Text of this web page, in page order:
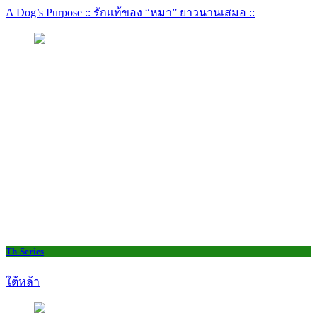
A Dog’s Purpose :: รักแท้ของ “หมา” ยาวนานเสมอ ::
Th-Series
ใต้หล้า